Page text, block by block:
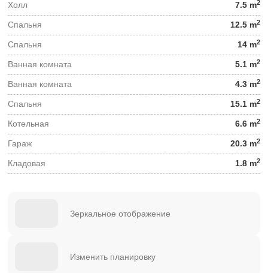
Холл 7.5 m2
Спальня 12.5 m2
Спальня 14 m2
Ванная комната 5.1 m2
Ванная комната 4.3 m2
Спальня 15.1 m2
Котельная 6.6 m2
Гараж 20.3 m2
Кладовая 1.8 m2
Зеркальное отображение
Изменить планировку